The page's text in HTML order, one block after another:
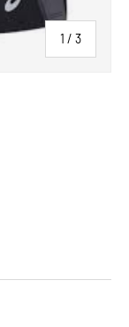
1 / de
3